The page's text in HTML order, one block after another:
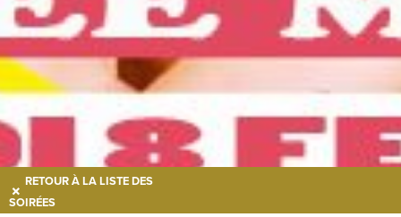
RETOUR À LA LISTE DES
SOIRÉES